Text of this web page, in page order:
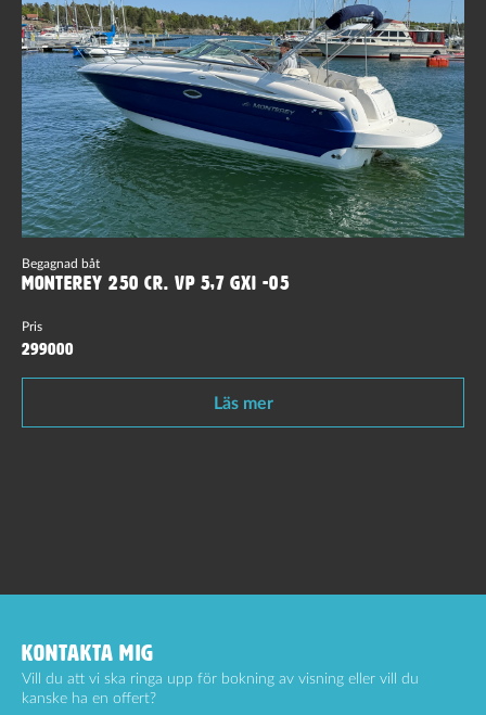
Begagnad båt
Monterey 250 CR. VP 5,7 GXI -05
Pris
299000
Läs mer
KONTAKTA MIG
Vill du att vi ska ringa upp för bokning av visning eller vill du
kanske ha en offert?